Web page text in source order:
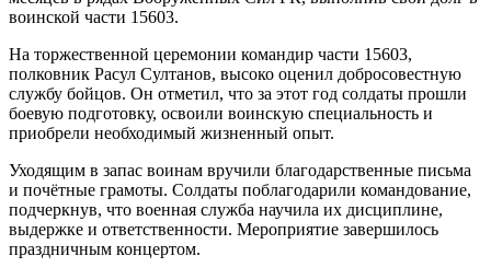
воинской части 15603.
На торжественной церемонии командир части 15603,
полковник Расул Султанов, высоко оценил добросовестную
службу бойцов. Он отметил, что за этот год солдаты прошли
боевую подготовку, освоили воинскую специальность и
приобрели необходимый жизненный опыт.
Уходящим в запас воинам вручили благодарственные письма
и почётные грамоты. Солдаты поблагодарили командование,
подчеркнув, что военная служба научила их дисциплине,
выдержке и ответственности. Мероприятие завершилось
праздничным концертом.